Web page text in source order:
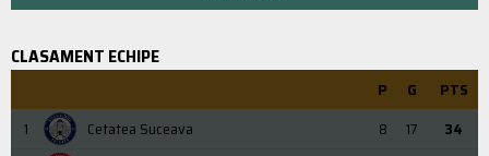
CLASAMENT ECHIPE
P G
PTS
1
Cetatea Suceava 8 17
34